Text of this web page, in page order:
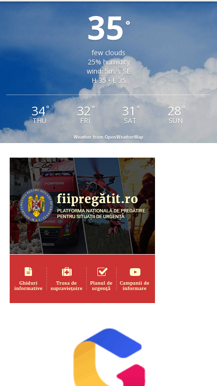
35°
few clouds
25% humidity
wind: 5m/s SE
H 35 • L 35
34°
THU
32 °
FRI
31 °
SAT
28 °
SUN
Weather from OpenWeatherMap